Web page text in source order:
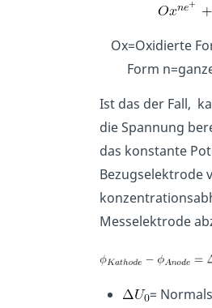
Ox=Oxidierte
Form
Ist das der Fall,
die Spannung
das konstante
Bezugselektrode
Messelektrode
=